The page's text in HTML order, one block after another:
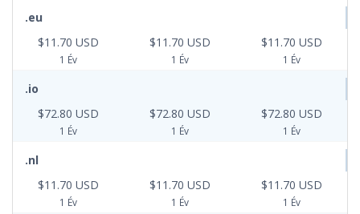
.eu
$11.70 USD
1 Év
$11.70 USD
1 Év
$11.70 USD
1 Év
.io
$72.80 USD
1 Év
$72.80 USD
1 Év
$72.80 USD
1 Év
.nl
$11.70 USD
1 Év
$11.70 USD
1 Év
$11.70 USD
1 Év